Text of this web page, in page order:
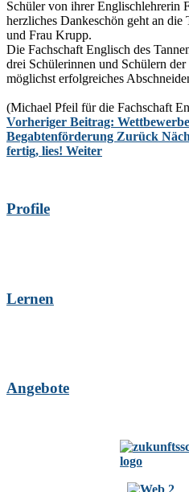
Schüler von ihrer Englischlehrerin
herzliches Dankeschön geht an
und Frau Krupp.
Die Fachschaft Englisch des
drei Schülerinnen und Schülern
möglichst erfolgreiches
(Michael Pfeil für die Fachschaft
Vorheriger Beitrag:
Begabtenförderung Zurück
fertig, lies! Weiter
Profile
Lernen
Angebote